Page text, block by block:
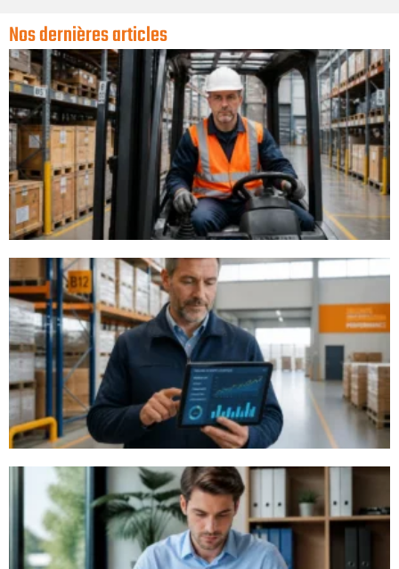
Nos dernières articles